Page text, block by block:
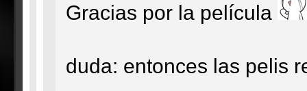
Gracias por la película
duda: entonces las pelis